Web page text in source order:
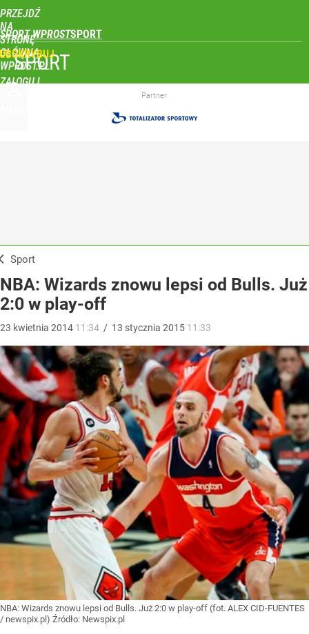
PRZEJDŹ
NA
STRONĘ
GŁÓWNĄ
WPROST.PL
SPORT WPROST
ZALOGUJ
SPORT
Partner
Sport
NBA: Wizards znowu lepsi od Bulls. Już
2:0 w play-off
23 kwietnia 2014 11:34 / 13 stycznia 2015 11:33
NBA: Wizards znowu lepsi od Bulls. Już 2:0 w play-off (fot. ALEX CID-FUENTES
/ newspix.pl) Źródło: Newspix.pl